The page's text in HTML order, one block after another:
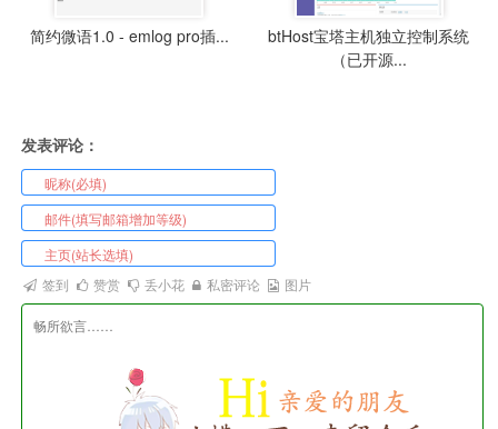
简约微语1.0 - emlog pro插...
btHost宝塔主机独立控制系统
（已开源...
发表评论：
签到 赞赏 丢小花 私密评论 图片